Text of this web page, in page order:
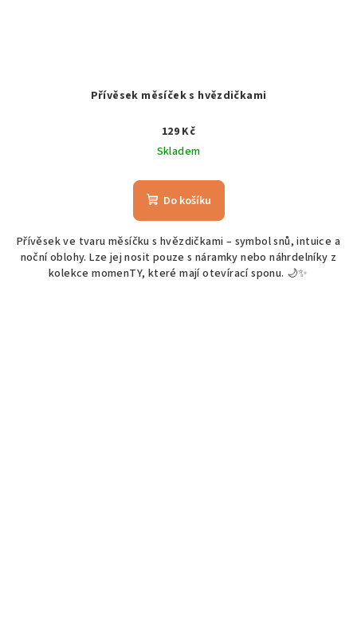
Přívěsek měsíček s hvězdičkami
129 Kč
Skladem
Do košíku
Přívěsek ve tvaru měsíčku s hvězdičkami – symbol snů, intuice a
noční oblohy. Lze jej nosit pouze s náramky nebo náhrdelníky z
kolekce momenTY, které mají otevírací sponu. 🌙✨